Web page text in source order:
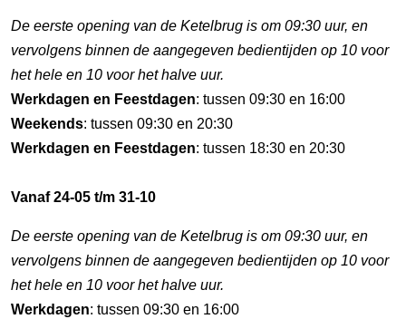
De eerste opening van de Ketelbrug is om 09:30 uur, en
vervolgens binnen de aangegeven bedientijden op 10 voor
het hele en 10 voor het halve uur.
Werkdagen en Feestdagen: tussen 09:30 en 16:00
Weekends: tussen 09:30 en 20:30
Werkdagen en Feestdagen: tussen 18:30 en 20:30
Vanaf 24-05 t/m 31-10
De eerste opening van de Ketelbrug is om 09:30 uur, en
vervolgens binnen de aangegeven bedientijden op 10 voor
het hele en 10 voor het halve uur.
Werkdagen: tussen 09:30 en 16:00